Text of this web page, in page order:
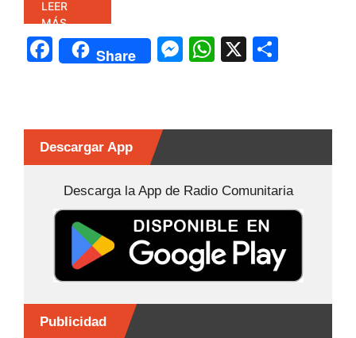
LEER
MÁS
F
a
e
b
o
o
k
Share
M
s
n
g
er
W
s
p
p
X
p
tir
Descargar App
Descarga la App de Radio Comunitaria
Publicidad